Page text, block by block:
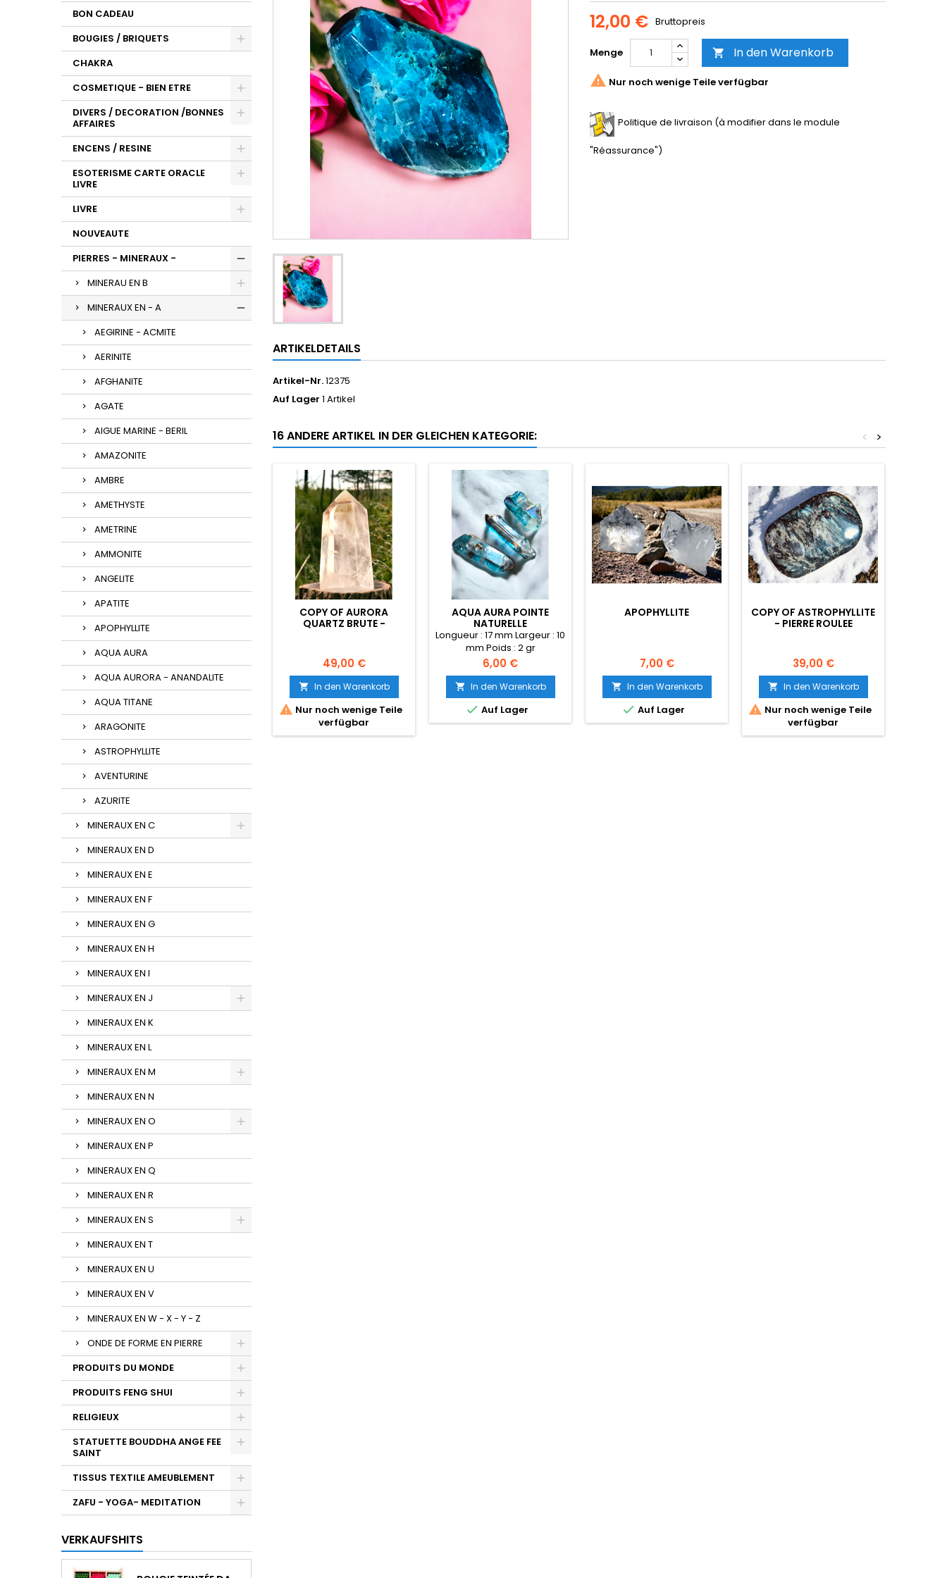
BON CADEAU
BOUGIES / BRIQUETS
CHAKRA
COSMETIQUE - BIEN ETRE
DIVERS / DECORATION /BONNES
AFFAIRES
ENCENS / RESINE
ESOTERISME CARTE ORACLE
LIVRE
LIVRE
NOUVEAUTE
PIERRES - MINERAUX -
MINERAU EN B
MINERAUX EN - A
AEGIRINE - ACMITE
AERINITE
AFGHANITE
AGATE
AIGUE MARINE - BERIL
AMAZONITE
AMBRE
AMETHYSTE
AMETRINE
AMMONITE
ANGELITE
APATITE
APOPHYLLITE
AQUA AURA
AQUA AURORA - ANANDALITE
AQUA TITANE
ARAGONITE
ASTROPHYLLITE
AVENTURINE
AZURITE
MINERAUX EN C
MINERAUX EN D
MINERAUX EN E
MINERAUX EN F
MINERAUX EN G
MINERAUX EN H
MINERAUX EN I
MINERAUX EN J
MINERAUX EN K
MINERAUX EN L
MINERAUX EN M
MINERAUX EN N
MINERAUX EN O
MINERAUX EN P
MINERAUX EN Q
MINERAUX EN R
MINERAUX EN S
MINERAUX EN T
MINERAUX EN U
MINERAUX EN V
MINERAUX EN W - X - Y - Z
ONDE DE FORME EN PIERRE
PRODUITS DU MONDE
PRODUITS FENG SHUI
RELIGIEUX
STATUETTE BOUDDHA ANGE FEE
SAINT
TISSUS TEXTILE AMEUBLEMENT
ZAFU - YOGA- MEDITATION
VERKAUFSHITS
12,00 € Bruttopreis
Menge  In den Warenkorb
 Nur noch wenige Teile verfügbar
Politique de livraison (à modifier dans le module
"Réassurance")
ARTIKELDETAILS
Artikel-Nr.12375
Auf Lager 1 Artikel
16 ANDERE ARTIKEL IN DER GLEICHEN KATEGORIE: >
<
COPY OF AURORA
QUARTZ BRUTE -
Preis
49,00 €
 In den Warenkorb
 Nur noch wenige Teile
verfügbar
AQUA AURA POINTE
NATURELLE
Longueur : 17 mm Largeur : 10
mm Poids : 2 gr
Preis
6,00 €
 In den Warenkorb
 Auf Lager
APOPHYLLITE
Preis
7,00 €
 In den Warenkorb
 Auf Lager
COPY OF ASTROPHYLLITE
- PIERRE ROULEE
Preis
39,00 €
 In den Warenkorb
 Nur noch wenige Teile
verfügbar